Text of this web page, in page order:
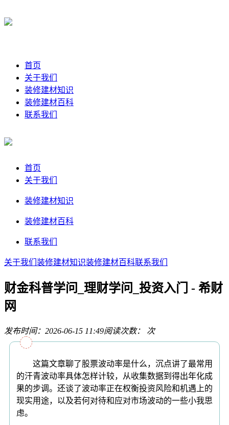
首页
关于我们
装修建材知识
装修建材百科
联系我们
首页
关于我们
装修建材知识
装修建材百科
联系我们
关于我们 装修建材知识装修建材百科联系我们
财金科普学问_理财学问_投资入门 - 希财
网
发布时间：2026-06-15 11:49阅读次数： 次
这篇文章聊了股票波动率是什么，沉点讲了最常用
的汗青波动率具体怎样计较，从收集数据到得出年化成
果的步调。还谈了波动率正在权衡投资风险和机遇上的
现实用途，以及若何对待和应对市场波动的一些小我思
虑。